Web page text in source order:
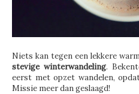
Niets kan tegen een lekkere
stevige winterwandeling.
eerst met opzet wandelen,
Missie meer dan geslaagd!